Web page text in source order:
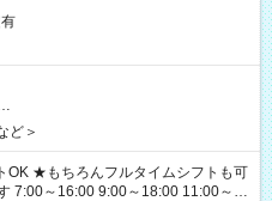
ど＞
トも可
7:00～16:00 9:00～18:00 11:00～